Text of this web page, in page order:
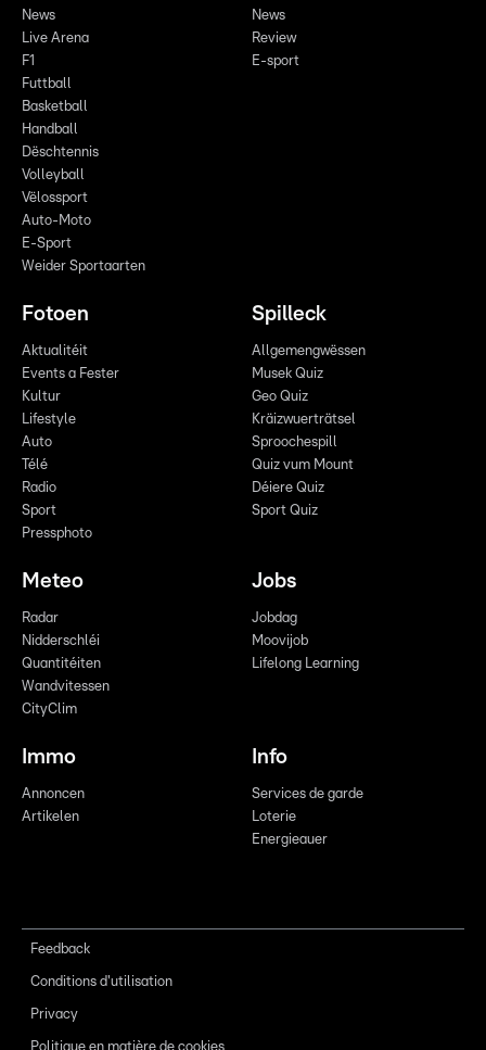
News
Live Arena
F1
Futtball
Basketball
Handball
Dëschtennis
Volleyball
Vëlossport
Auto-Moto
E-Sport
Weider Sportaarten
News
Review
E-sport
Fotoen
Aktualitéit
Events a Fester
Kultur
Lifestyle
Auto
Télé
Radio
Sport
Pressphoto
Spilleck
Allgemengwëssen
Musek Quiz
Geo Quiz
Kräizwuerträtsel
Sproochespill
Quiz vum Mount
Déiere Quiz
Sport Quiz
Meteo
Radar
Nidderschléi
Quantitéiten
Wandvitessen
CityClim
Jobs
Jobdag
Moovijob
Lifelong Learning
Immo
Annoncen
Artikelen
Info
Services de garde
Loterie
Energieauer
Feedback
Conditions d'utilisation
Privacy
Politique en matière de cookies